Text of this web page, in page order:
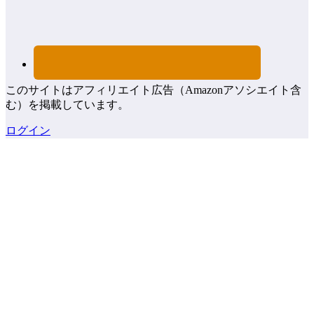
このサイトはアフィリエイト広告（Amazonアソシエイト含
む）を掲載しています。
ログイン